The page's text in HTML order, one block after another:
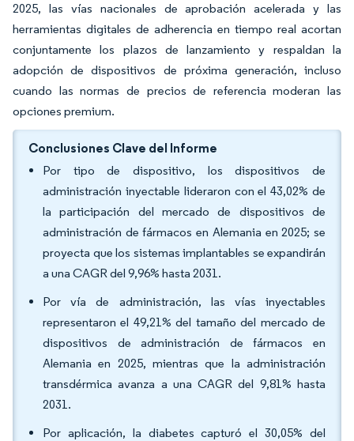
2025, las vías nacionales de aprobación acelerada y las
herramientas digitales de adherencia en tiempo real acortan
conjuntamente los plazos de lanzamiento y respaldan la
adopción de dispositivos de próxima generación, incluso
cuando las normas de precios de referencia moderan las
opciones premium.
Conclusiones Clave del Informe
Por tipo de dispositivo, los dispositivos de
administración inyectable lideraron con el 43,02% de
la participación del mercado de dispositivos de
administración de fármacos en Alemania en 2025; se
proyecta que los sistemas implantables se expandirán
a una CAGR del 9,96% hasta 2031.
Por vía de administración, las vías inyectables
representaron el 49,21% del tamaño del mercado de
dispositivos de administración de fármacos en
Alemania en 2025, mientras que la administración
transdérmica avanza a una CAGR del 9,81% hasta
2031.
Por aplicación, la diabetes capturó el 30,05% del